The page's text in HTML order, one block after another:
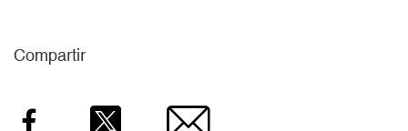
Compartir
Facebook Email